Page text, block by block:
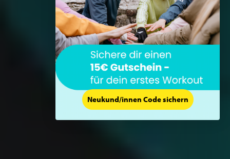
Neukund/innen Code sichern